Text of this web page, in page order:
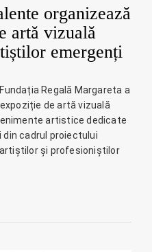
organizează
artă vizuală
emergenți
Regală Margareta a
de artă vizuală
artistice dedicate
cadrul proiectului
și profesioniștilor